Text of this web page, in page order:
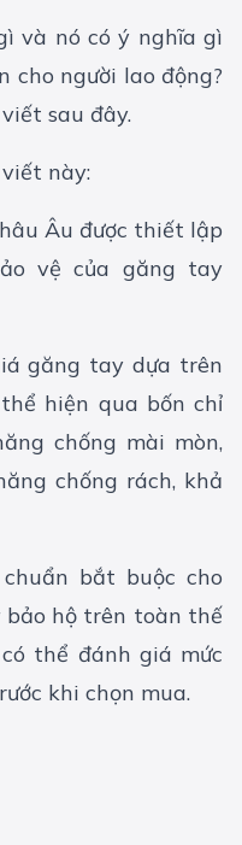
và nó có ý nghĩa gì
cho người lao động?
sau đây.
này:
Âu được thiết lập
vệ của găng tay
găng tay dựa trên
hiện qua bốn chỉ
chống mài mòn,
chống rách, khả
bắt buộc cho
hộ trên toàn thế
thể đánh giá mức
khi chọn mua.